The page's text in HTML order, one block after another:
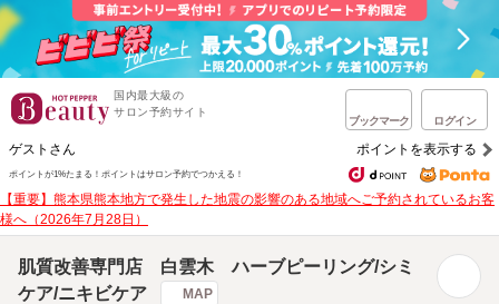
国内最大級の
サロン予約サイト
ブックマーク ログイン
ゲストさん ポイントを表示する
ポイントが1%たまる！ ポイントはサロン予約でつかえる！
【重要】熊本県熊本地方で発生した地震の影響のある地域へご予約されているお客
様へ（2026年7月28日）
肌質改善専門店 白雲木 ハーブピーリング/シミ
ケア/ニキビケア
MAP